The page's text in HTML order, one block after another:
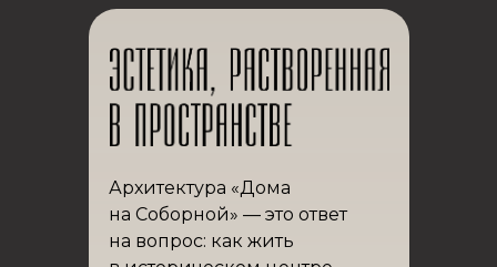
Архитектура «Дома
на Соборной» — это ответ
на вопрос: как жить